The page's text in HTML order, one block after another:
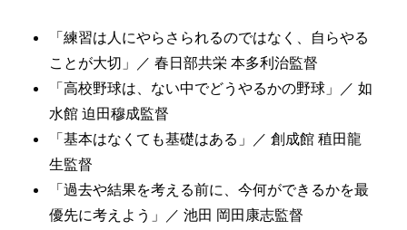
「練習は人にやらさられるのではなく、自らやる
ことが大切」／ 春日部共栄 本多利治監督
「高校野球は、ない中でどうやるかの野球」／ 如
水館 迫田穆成監督
「基本はなくても基礎はある」／ 創成館 稙田龍
生監督
「過去や結果を考える前に、今何ができるかを最
優先に考えよう」／ 池田 岡田康志監督